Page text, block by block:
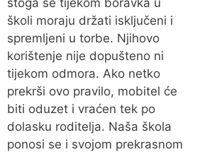
stoga se tijekom boravka u
školi moraju držati isključeni i
spremljeni u torbe. Njihovo
korištenje nije dopušteno ni
tijekom odmora. Ako netko
prekrši ovo pravilo, mobitel će
biti oduzet i vraćen tek po
dolasku roditelja. Naša škola
ponosi se i svojom prekrasnom